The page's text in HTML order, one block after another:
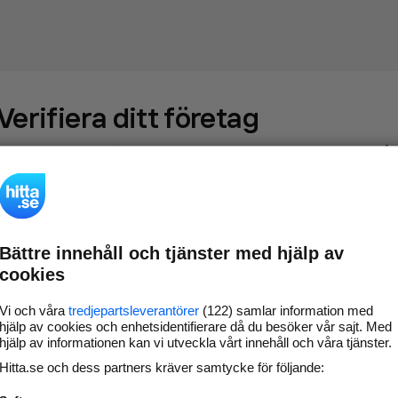
ditt företag
som69 545företag - ta kontroll över din företagssida på
hitta.se och syns bättre mot kunder i ditt närområde. Helt
kostnadsfritt.
Uppdatera din
företagsinformation
Svara på och hantera dina
Gå vidare
Bättre innehåll och tjänster med hjälp av
cookies
Vi och våra tredjepartsleverantörer (122) samlar information med
hjälp av cookies och enhetsidentifierare då du besöker vår sajt. Med
hjälp av informationen kan vi utveckla vårt innehåll och våra tjänster.
Hitta.se och dess partners kräver samtycke för följande: